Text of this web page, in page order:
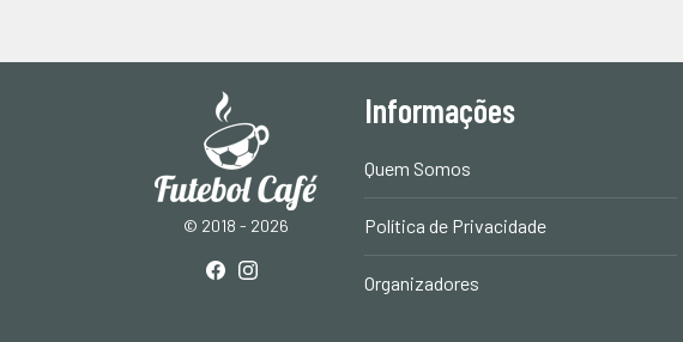
© 2018 - 2026
Informações
Quem Somos
Política de Privacidade
Organizadores